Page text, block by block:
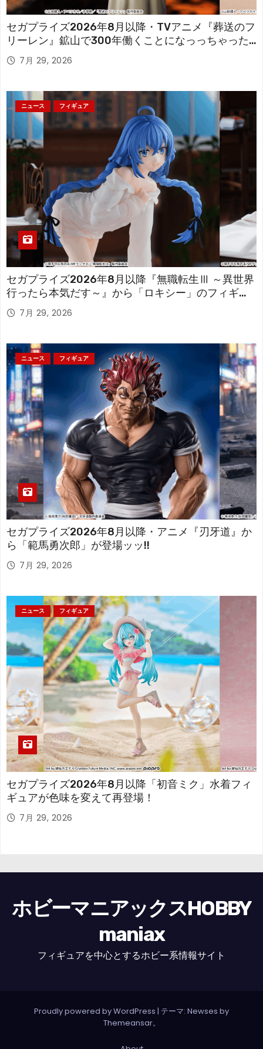
セガプライズ2026年8月以降・TVアニメ『葬送のフ
リーレン』鉱山で300年働くことになっっちゃった
「フリーレン」を立体化！
7月 29, 2026
ニュース フィギュア
セガプライズ2026年8月以降『無職転生Ⅲ ～異世界
行ったら本気だす～』から「ロキシー」のフィギュ
アが登場！
7月 29, 2026
ニュース フィギュア
セガプライズ2026年8月以降・アニメ『刃牙道』か
ら「範馬勇次郎」が登場ッッ!!
7月 29, 2026
ニュース フィギュア
セガプライズ2026年8月以降「初音ミク」水着フィ
ギュアが色味を変えて再登場！
7月 29, 2026
ホビーマニアックスHOBBY
maniax
フィギュアを中心とするホビー系情報サイト
Proudly powered by WordPress | テーマ: Newses by
Themeansar。